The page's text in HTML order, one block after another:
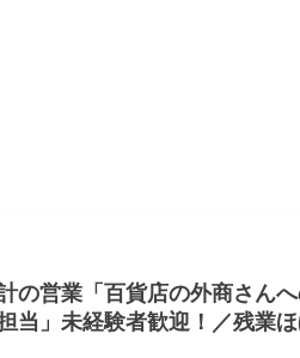
の営業「百貨店の外商さん
当」未経験者歓迎！／残業